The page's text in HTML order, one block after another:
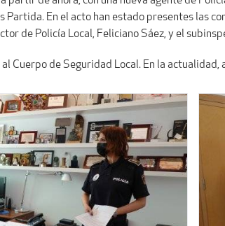
Partida. En el acto han estado presentes las
de Policía Local, Feliciano Sáez, y el
Cuerpo de Seguridad Local. En la